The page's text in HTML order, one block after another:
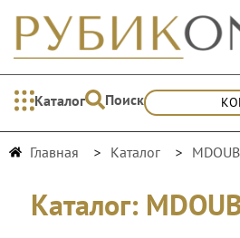
Каталог Поиск
Главная Каталог
Каталог: